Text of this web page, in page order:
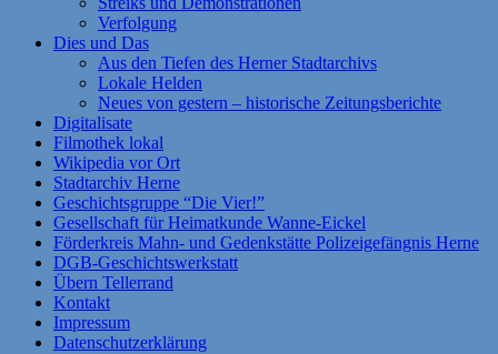
Verfolgung
Dies und Das
Aus den Tiefen des Herner Stadtarchivs
Lokale Helden
Neues von gestern – historische Zeitungsberichte
Digitalisate
Filmothek lokal
Wikipedia vor Ort
Stadtarchiv Herne
Geschichtsgruppe “Die Vier!”
Gesellschaft für Heimatkunde Wanne-Eickel
Förderkreis Mahn- und Gedenkstätte Polizeigefängnis Herne
DGB-Geschichtswerkstatt
Übern Tellerrand
Kontakt
Impressum
Datenschutzerklärung